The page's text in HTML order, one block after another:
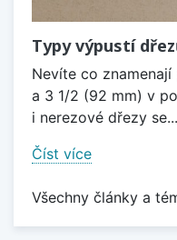
Typy výpustí
Nevíte co
a 3 1/2 (92 mm) v
i nerezové dřezy se...
Číst více
Všechny články a